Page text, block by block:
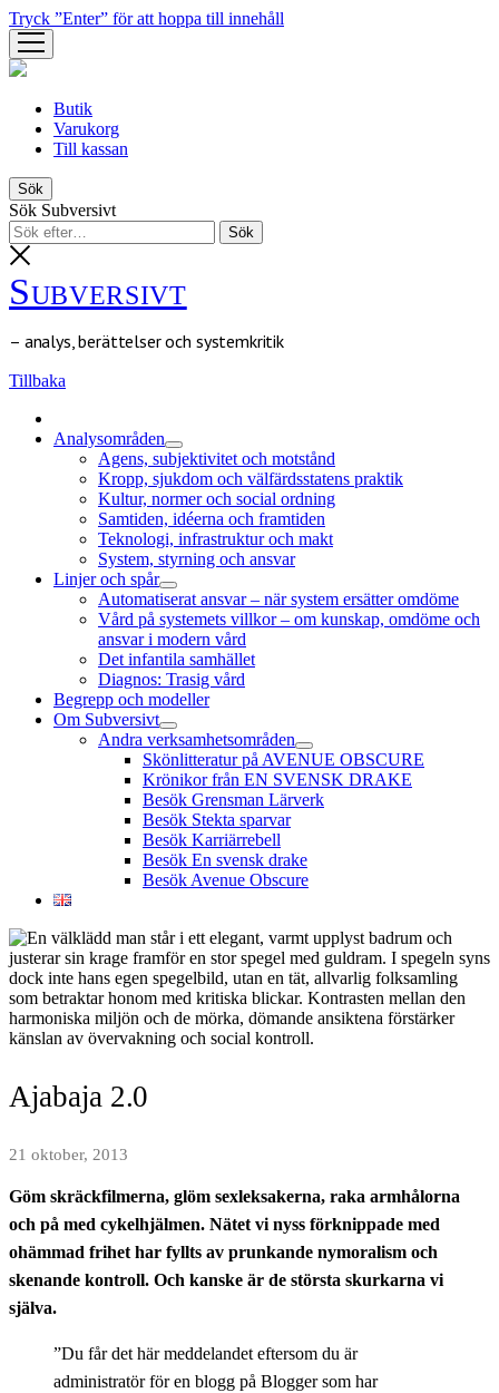
Tryck ”Enter” för att hoppa till innehåll
öppna
meny
Butik
Varukorg
Till kassan
Sök
Sök Subversivt
Subversivt
– analys, berättelser och systemkritik
Tillbaka
Analysområden
öppna
meny
Agens, subjektivitet och motstånd
Kropp, sjukdom och välfärdsstatens praktik
Kultur, normer och social ordning
Samtiden, idéerna och framtiden
Teknologi, infrastruktur och makt
System, styrning och ansvar
Linjer och spår
öppna
meny
Automatiserat ansvar – när system ersätter omdöme
Vård på systemets villkor – om kunskap, omdöme och
ansvar i modern vård
Det infantila samhället
Diagnos: Trasig vård
Begrepp och modeller
Om Subversivt
öppna
meny
Andra verksamhetsområden
öppna
meny
Skönlitteratur på AVENUE OBSCURE
Krönikor från EN SVENSK DRAKE
Besök Grensman Lärverk
Besök Stekta sparvar
Besök Karriärrebell
Besök En svensk drake
Besök Avenue Obscure
Ajabaja 2.0
21 oktober, 2013
Göm skräckfilmerna, glöm sexleksakerna, raka armhålorna
och på med cykelhjälmen. Nätet vi nyss förknippade med
ohämmad frihet har fyllts av prunkande nymoralism och
skenande kontroll. Och kanske är de största skurkarna vi
själva.
”Du får det här meddelandet eftersom du är
administratör för en blogg på Blogger som har